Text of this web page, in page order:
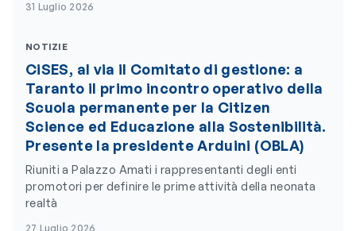
31 Luglio 2026
NOTIZIE
CiSES, al via il Comitato di gestione: a
Taranto il primo incontro operativo della
Scuola permanente per la Citizen
Science ed Educazione alla Sostenibilità.
Presente la presidente Arduini (OBLA)
Riuniti a Palazzo Amati i rappresentanti degli enti
promotori per definire le prime attività della neonata
realtà
27 Luglio 2026